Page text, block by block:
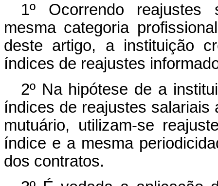
1º Ocorrendo reajustes
mesma categoria
deste artigo, a instituição
índices de reajustes
2º Na hipótese de a
índices de reajustes salariais
mutuário, utilizam-se
índice e a mesma
dos contratos.